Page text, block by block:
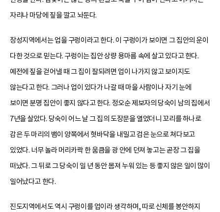
자리나 마당에 짚을 깔고 놔둔다.
장성지역에서는 업을 구렁이라고 한다. 이 구렁이가 보이면 그 집안의 운이
다한 것으로 믿는다. 구렁이는 집안 상량 용마름 속에 살고 있다고 한다.
예전에 짚을 걷어낼 때 그 집이 잘되려면 업이 나가지 않고 보이지도
않는다고 한다. 그러나 업이 있다가 나갈 때 마을 사람이나 자기 눈에
보이면 분명 집안이 좋지 않다고 한다. 정오순 제보자의 당숙이 남의 집에서
7년을 살았다. 당숙이 어느 날 그 집의 도장문을 열었더니 꼬리를 하나로
감은 두 마리의 뱀이 양쪽에서 혓바닥을 내밀고 검은 눈으로 쳐다보고
있었다. 너무 놀라 머리카락 한 움큼을 광 안에 던져 놓고는 곧장 그 집을
떠났다. 그 뒤로 그 당숙이 일 년 동안 몸져 누워 있는 등 좋지 않은 일이 많이
일어났다고 한다.
진도지역에서도 역시 구렁이를 업이라 생각하며, 따로 신체를 봉안하지